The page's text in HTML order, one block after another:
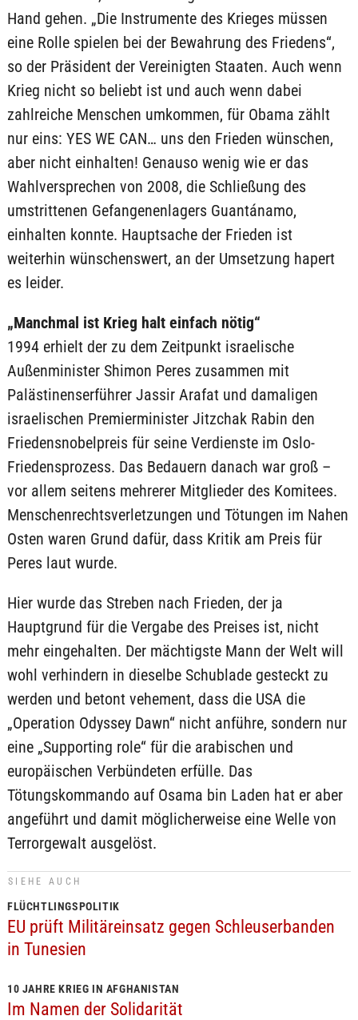
Hand gehen. „Die Instrumente des Krieges müssen
eine Rolle spielen bei der Bewahrung des Friedens“,
so der Präsident der Vereinigten Staaten. Auch wenn
Krieg nicht so beliebt ist und auch wenn dabei
zahlreiche Menschen umkommen, für Obama zählt
nur eins: YES WE CAN… uns den Frieden wünschen,
aber nicht einhalten! Genauso wenig wie er das
Wahlversprechen von 2008, die Schließung des
umstrittenen Gefangenenlagers Guantánamo,
einhalten konnte. Hauptsache der Frieden ist
weiterhin wünschenswert, an der Umsetzung hapert
es leider.
„Manchmal ist Krieg halt einfach nötig“
1994 erhielt der zu dem Zeitpunkt israelische
Außenminister Shimon Peres zusammen mit
Palästinenserführer Jassir Arafat und damaligen
israelischen Premierminister Jitzchak Rabin den
Friedensnobelpreis für seine Verdienste im Oslo-
Friedensprozess. Das Bedauern danach war groß –
vor allem seitens mehrerer Mitglieder des Komitees.
Menschenrechtsverletzungen und Tötungen im Nahen
Osten waren Grund dafür, dass Kritik am Preis für
Peres laut wurde.
Hier wurde das Streben nach Frieden, der ja
Hauptgrund für die Vergabe des Preises ist, nicht
mehr eingehalten. Der mächtigste Mann der Welt will
wohl verhindern in dieselbe Schublade gesteckt zu
werden und betont vehement, dass die USA die
„Operation Odyssey Dawn“ nicht anführe, sondern nur
eine „Supporting role“ für die arabischen und
europäischen Verbündeten erfülle. Das
Tötungskommando auf Osama bin Laden hat er aber
angeführt und damit möglicherweise eine Welle von
Terrorgewalt ausgelöst.
SIEHE AUCH
FLÜCHTLINGSPOLITIK
EU prüft Militäreinsatz gegen Schleuserbanden
in Tunesien
10 JAHRE KRIEG IN AFGHANISTAN
Im Namen der Solidarität